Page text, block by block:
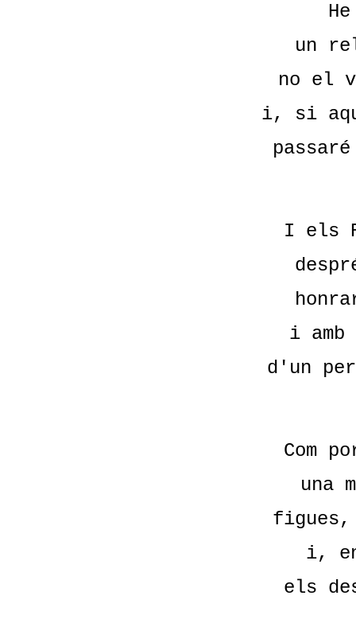
un
no el
i, si
I els
i amb
d'un
Com
una
figues,
i,
els